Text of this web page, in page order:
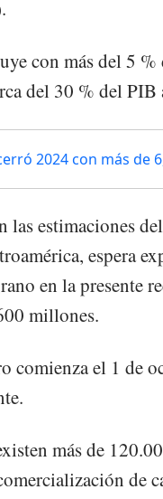
con más del 5
del 30 % del
2024 con más de
las estimaciones
espera
en la presente
millones.
comienza el 1 de
más de
de